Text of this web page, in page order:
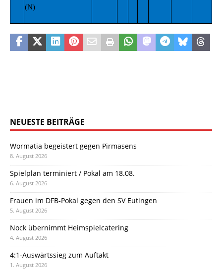
(N)
NEUESTE BEITRÄGE
Wormatia begeistert gegen Pirmasens
8. August 2026
Spielplan terminiert / Pokal am 18.08.
6. August 2026
Frauen im DFB-Pokal gegen den SV Eutingen
5. August 2026
Nock übernimmt Heimspielcatering
4. August 2026
4:1-Auswärtssieg zum Auftakt
1. August 2026